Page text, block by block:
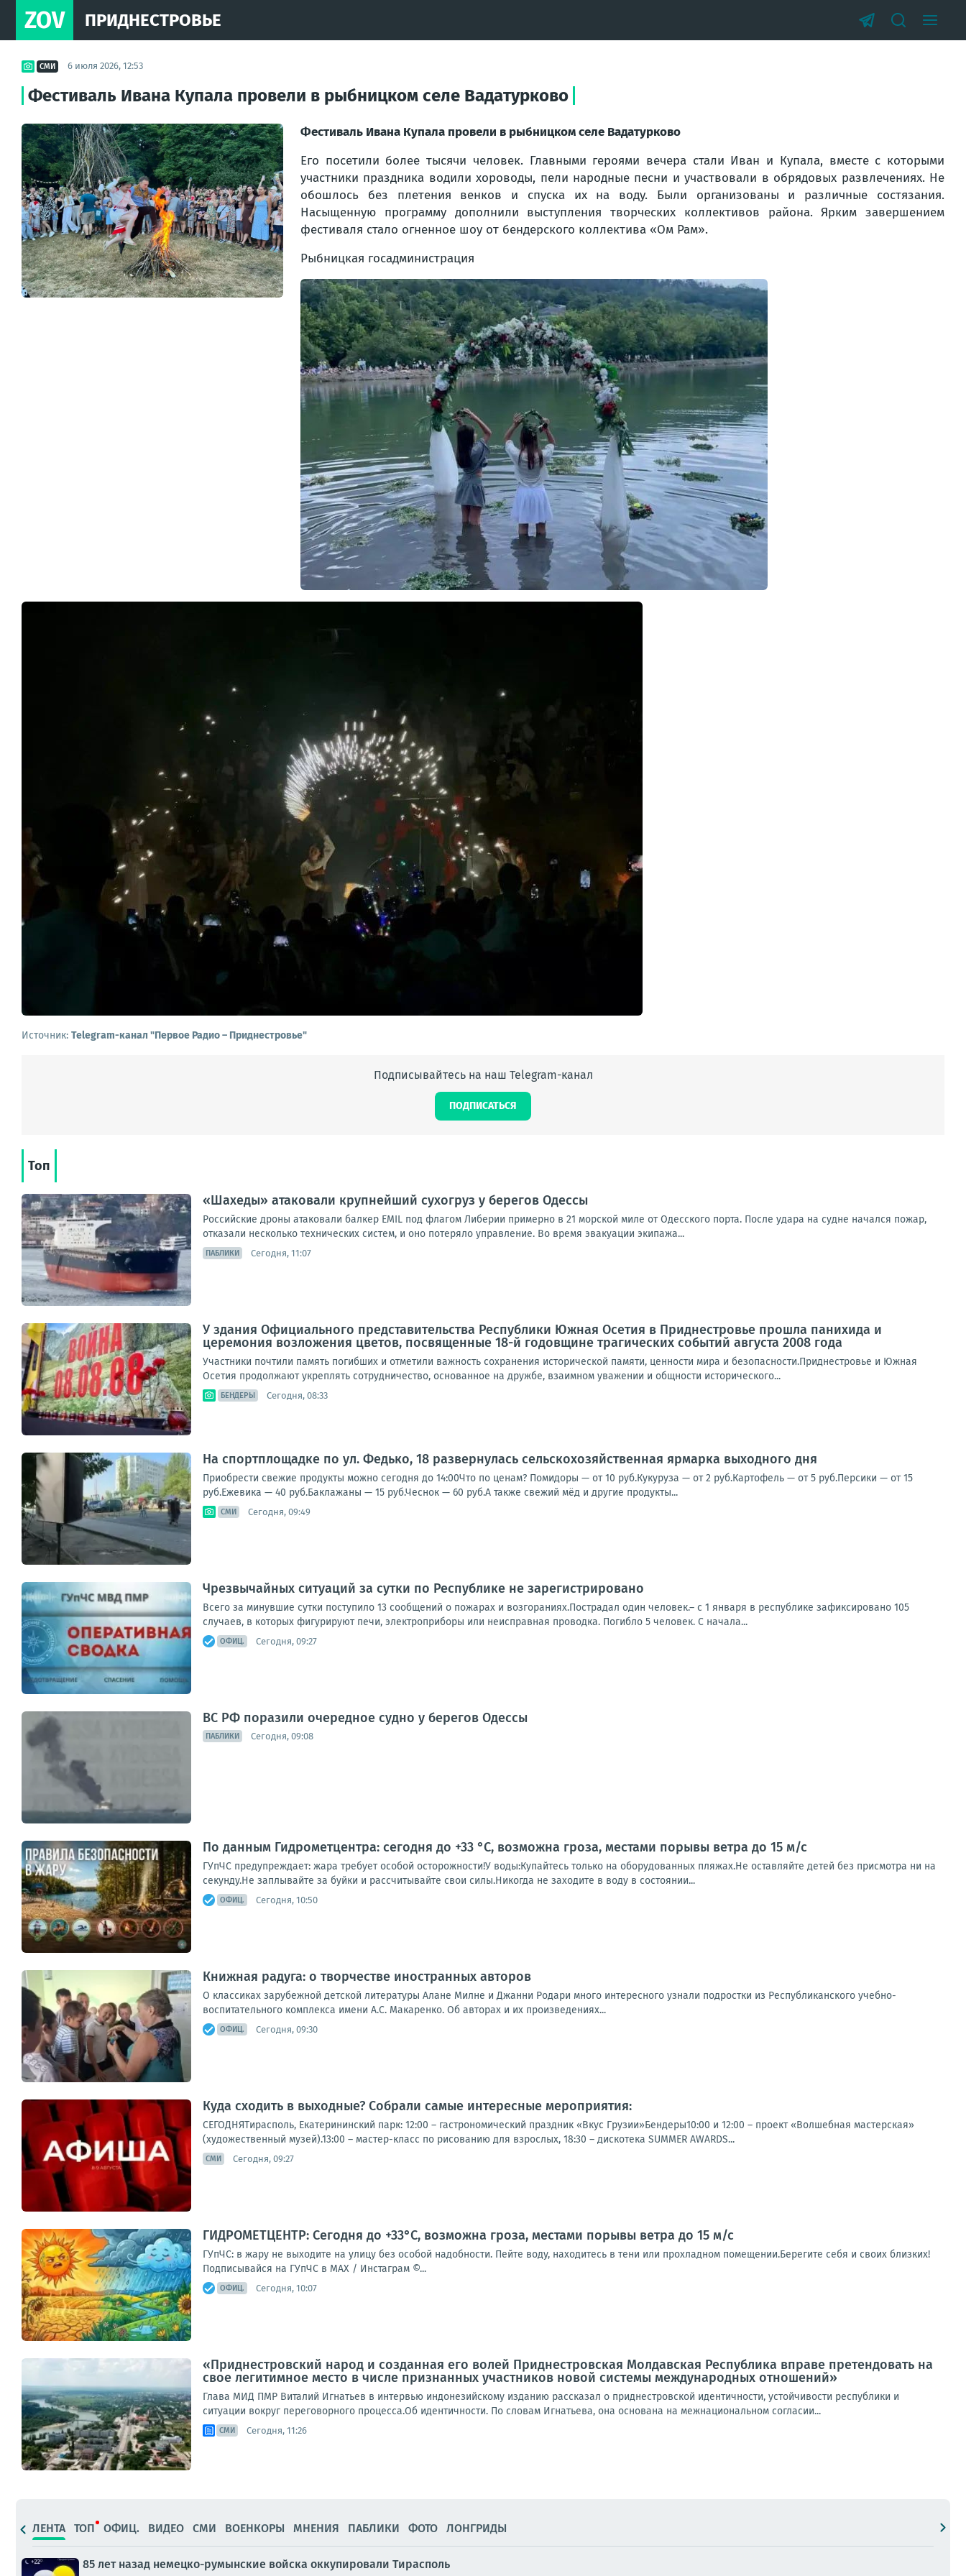
ZOV ПРИДНЕСТРОВЬЕ
СМИ 6 июля 2026, 12:53
Фестиваль Ивана Купала провели в рыбницком селе Вадатурково
Фестиваль Ивана Купала провели в рыбницком селе Вадатурково
Его посетили более тысячи человек. Главными героями вечера стали Иван и Купала, вместе с которыми
участники праздника водили хороводы, пели народные песни и участвовали в обрядовых развлечениях. Не
обошлось без плетения венков и спуска их на воду. Были организованы и различные состязания.
Насыщенную программу дополнили выступления творческих коллективов района. Ярким завершением
фестиваля стало огненное шоу от бендерского коллектива «Ом Рам».
Рыбницкая госадминистрация
Источник: Telegram-канал "Первое Радио – Приднестровье"
Подписывайтесь на наш Telegram-канал
ПОДПИСАТЬСЯ
Топ
«Шахеды» атаковали крупнейший сухогруз у берегов Одессы
Российские дроны атаковали балкер EMIL под флагом Либерии примерно в 21 морской миле от Одесского порта. После удара на судне начался пожар,
отказали несколько технических систем, и оно потеряло управление. Во время эвакуации экипажа...
ПАБЛИКИ Сегодня, 11:07
У здания Официального представительства Республики Южная Осетия в Приднестровье прошла панихида и
церемония возложения цветов, посвященные 18-й годовщине трагических событий августа 2008 года
Участники почтили память погибших и отметили важность сохранения исторической памяти, ценности мира и безопасности.Приднестровье и Южная
Осетия продолжают укреплять сотрудничество, основанное на дружбе, взаимном уважении и общности исторического...
БЕНДЕРЫ Сегодня, 08:33
На спортплощадке по ул. Федько, 18 развернулась сельскохозяйственная ярмарка выходного дня
Приобрести свежие продукты можно сегодня до 14:00Что по ценам? Помидоры — от 10 руб.Кукуруза — от 2 руб.Картофель — от 5 руб.Персики — от 15
руб.Ежевика — 40 руб.Баклажаны — 15 руб.Чеснок — 60 руб.А также свежий мёд и другие продукты...
СМИ Сегодня, 09:49
Чрезвычайных ситуаций за сутки по Республике не зарегистрировано
Всего за минувшие сутки поступило 13 сообщений о пожарах и возгораниях.Пострадал один человек.– с 1 января в республике зафиксировано 105
случаев, в которых фигурируют печи, электроприборы или неисправная проводка. Погибло 5 человек. С начала...
ОФИЦ. Сегодня, 09:27
ВС РФ поразили очередное судно у берегов Одессы
ПАБЛИКИ Сегодня, 09:08
По данным Гидрометцентра: сегодня до +33 °C, возможна гроза, местами порывы ветра до 15 м/с
ГУпЧС предупреждает: жара требует особой осторожности!У воды:Купайтесь только на оборудованных пляжах.Не оставляйте детей без присмотра ни на
секунду.Не заплывайте за буйки и рассчитывайте свои силы.Никогда не заходите в воду в состоянии...
ОФИЦ. Сегодня, 10:50
Книжная радуга: о творчестве иностранных авторов
О классиках зарубежной детской литературы Алане Милне и Джанни Родари много интересного узнали подростки из Республиканского учебно-
воспитательного комплекса имени А.С. Макаренко. Об авторах и их произведениях...
ОФИЦ. Сегодня, 09:30
Куда сходить в выходные? Собрали самые интересные мероприятия:
СЕГОДНЯТирасполь, Екатерининский парк: 12:00 – гастрономический праздник «Вкус Грузии»Бендеры10:00 и 12:00 – проект «Волшебная мастерская»
(художественный музей).13:00 – мастер-класс по рисованию для взрослых, 18:30 – дискотека SUMMER AWARDS...
СМИ Сегодня, 09:27
ГИДРОМЕТЦЕНТР: Сегодня до +33°С, возможна гроза, местами порывы ветра до 15 м/с
ГУпЧС: в жару не выходите на улицу без особой надобности. Пейте воду, находитесь в тени или прохладном помещении.Берегите себя и своих близких!
Подписывайся на ГУпЧС в MAX / Инстаграм ©...
ОФИЦ. Сегодня, 10:07
«Приднестровский народ и созданная его волей Приднестровская Молдавская Республика вправе претендовать на
свое легитимное место в числе признанных участников новой системы международных отношений»
Глава МИД ПМР Виталий Игнатьев в интервью индонезийскому изданию рассказал о приднестровской идентичности, устойчивости республики и
ситуации вокруг переговорного процесса.Об идентичности. По словам Игнатьева, она основана на межнациональном согласии...
СМИ Сегодня, 11:26
ЛЕНТА ТОП ОФИЦ. ВИДЕО СМИ ВОЕНКОРЫ МНЕНИЯ ПАБЛИКИ ФОТО ЛОНГРИДЫ
85 лет назад немецко-румынские войска оккупировали Тирасполь